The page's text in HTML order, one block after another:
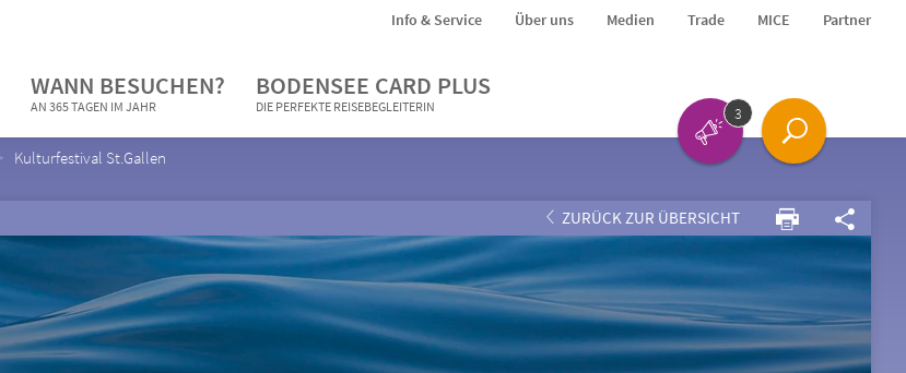
Info & Service Über uns Medien Trade MICE Partner
WANN BESUCHEN?
AN 365 TAGEN IM JAHR
BODENSEE CARD PLUS
DIE PERFEKTE REISEBEGLEITERIN 3
Kulturfestival St.Gallen
ZURÜCK ZUR ÜBERSICHT